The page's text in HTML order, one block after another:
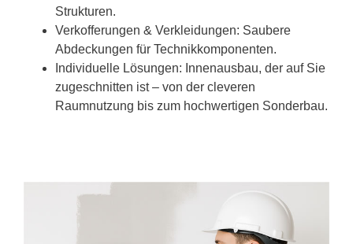
Strukturen.
Verkofferungen & Verkleidungen: Saubere
Abdeckungen für Technikkomponenten.
Individuelle Lösungen: Innenausbau, der auf Sie
zugeschnitten ist – von der cleveren
Raumnutzung bis zum hochwertigen Sonderbau.